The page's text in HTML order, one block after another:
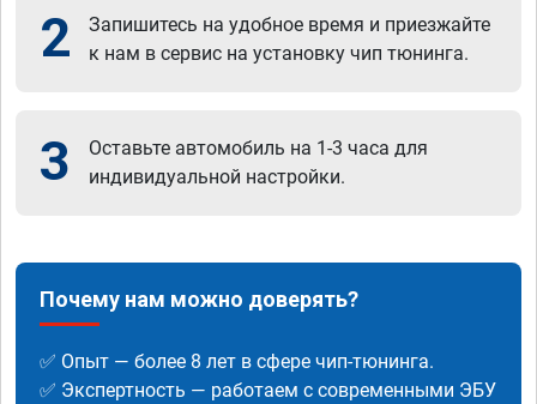
2
Запишитесь на удобное время и приезжайте
к нам в сервис на установку чип тюнинга.
3
Оставьте автомобиль на 1-3 часа для
индивидуальной настройки.
Почему нам можно доверять?
✅ Опыт — более 8 лет в сфере чип-тюнинга.
✅ Экспертность — работаем с современными ЭБУ